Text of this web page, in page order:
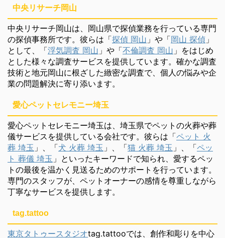
中央リサーチ岡山
中央リサーチ岡山は、岡山県で探偵業務を行っている専門
の探偵事務所です。彼らは「探偵 岡山 」や「岡山 探偵 」
として、「浮気調査 岡山 」や「不倫調査 岡山 」をはじめ
とした様々な調査サービスを提供しています。確かな調査
技術と地元岡山に根ざした緻密な調査で、個人の悩みや企
業の問題解決に寄り添います。
愛心ペットセレモニー埼玉
愛心ペットセレモニー埼玉は、埼玉県でペットの火葬や葬
儀サービスを提供している会社です。彼らは「ペット 火
葬 埼玉 」、「犬 火葬 埼玉 」、「猫 火葬 埼玉 」、「ペッ
ト 葬儀 埼玉 」といったキーワードで知られ、愛するペッ
トの最後を温かく見送るためのサポートを行っています。
専門のスタッフが、ペットオーナーの感情を尊重しながら
丁寧なサービスを提供します。
tag.tattoo
東京タトゥースタジオtag.tattooでは、創作和彫りを中心